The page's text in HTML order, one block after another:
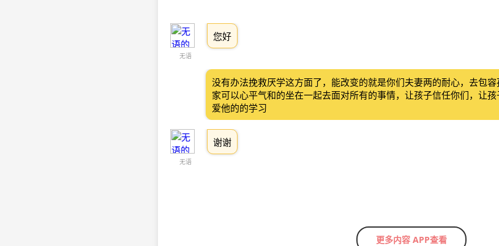
无语
您好
没有办法挽救厌学这方面了，能改变的就是你们夫妻两的耐心，去包
家可以心平气和的坐在一起去面对所有的事情，让孩子信任你们，让
爱他的的学习
无语
谢谢
更多内容 APP查看